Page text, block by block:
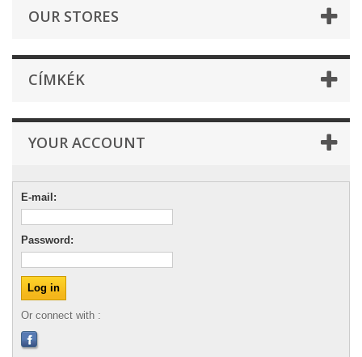
OUR STORES
CÍMKÉK
YOUR ACCOUNT
E-mail:
Password:
Or connect with :